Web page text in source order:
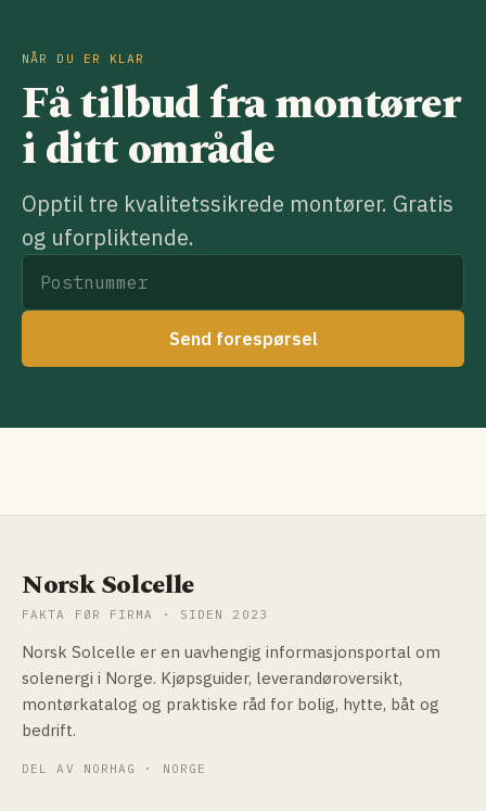
NÅR DU ER KLAR
Få tilbud fra montører
i ditt område
Opptil tre kvalitetssikrede montører. Gratis
og uforpliktende.
Send forespørsel
Norsk Solcelle
FAKTA FØR FIRMA · SIDEN 2023
Norsk Solcelle er en uavhengig informasjonsportal om
solenergi i Norge. Kjøpsguider, leverandøroversikt,
montørkatalog og praktiske råd for bolig, hytte, båt og
bedrift.
DEL AV NORHAG · NORGE